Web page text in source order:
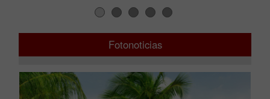
Fotonoticias